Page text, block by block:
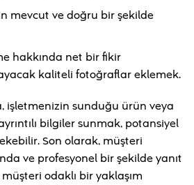
mevcut ve doğru bir şekilde
hakkında net bir fikir
kaliteli fotoğraflar eklemek.
işletmenizin sunduğu ürün veya
bilgiler sunmak, potansiyel
Son olarak, müşteri
ve profesyonel bir şekilde yanıt
odaklı bir yaklaşım